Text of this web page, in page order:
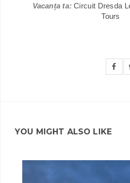
Vacanța ta: Circuit Dresda
Tours
YOU MIGHT ALSO LIKE